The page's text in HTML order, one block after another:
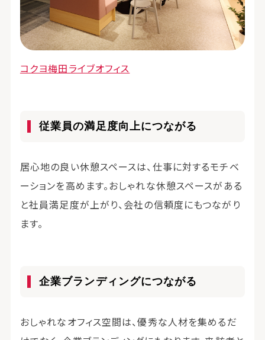
コクヨ梅田ライブオフィス
従業員の満足度向上につながる
居心地の良い休憩スペースは、仕事に対するモチベ
ーションを高めます。おしゃれな休憩スペースがある
と社員満足度が上がり、会社の信頼度にもつながり
ます。
企業ブランディングにつながる
おしゃれなオフィス空間は、優秀な人材を集めるだ